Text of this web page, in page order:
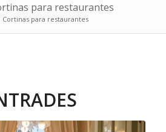
para restaurantes
Cortinas para restaurantes